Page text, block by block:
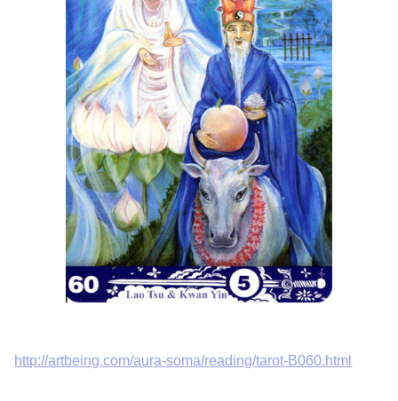
http://artbeing.com/aura-soma/reading/tarot-B060.html